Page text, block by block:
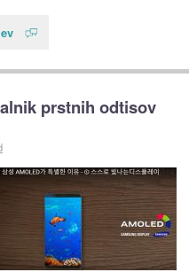
prstnih odtisov